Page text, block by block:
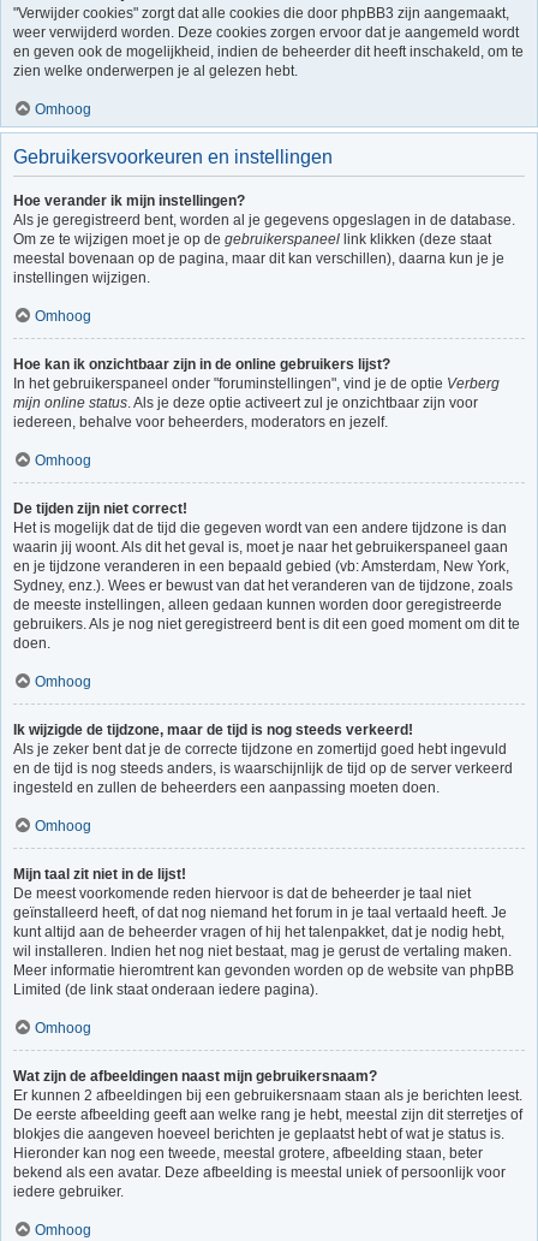
"Verwijder cookies" zorgt dat alle cookies die door phpBB3 zijn aangemaakt,
weer verwijderd worden. Deze cookies zorgen ervoor dat je aangemeld wordt
en geven ook de mogelijkheid, indien de beheerder dit heeft inschakeld, om te
zien welke onderwerpen je al gelezen hebt.
Omhoog
Gebruikersvoorkeuren en instellingen
Hoe verander ik mijn instellingen?
Als je geregistreerd bent, worden al je gegevens opgeslagen in de database.
Om ze te wijzigen moet je op de gebruikerspaneel link klikken (deze staat
meestal bovenaan op de pagina, maar dit kan verschillen), daarna kun je je
instellingen wijzigen.
Omhoog
Hoe kan ik onzichtbaar zijn in de online gebruikers lijst?
In het gebruikerspaneel onder "foruminstellingen", vind je de optie Verberg
mijn online status. Als je deze optie activeert zul je onzichtbaar zijn voor
iedereen, behalve voor beheerders, moderators en jezelf.
Omhoog
De tijden zijn niet correct!
Het is mogelijk dat de tijd die gegeven wordt van een andere tijdzone is dan
waarin jij woont. Als dit het geval is, moet je naar het gebruikerspaneel gaan
en je tijdzone veranderen in een bepaald gebied (vb: Amsterdam, New York,
Sydney, enz.). Wees er bewust van dat het veranderen van de tijdzone, zoals
de meeste instellingen, alleen gedaan kunnen worden door geregistreerde
gebruikers. Als je nog niet geregistreerd bent is dit een goed moment om dit te
doen.
Omhoog
Ik wijzigde de tijdzone, maar de tijd is nog steeds verkeerd!
Als je zeker bent dat je de correcte tijdzone en zomertijd goed hebt ingevuld
en de tijd is nog steeds anders, is waarschijnlijk de tijd op de server verkeerd
ingesteld en zullen de beheerders een aanpassing moeten doen.
Omhoog
Mijn taal zit niet in de lijst!
De meest voorkomende reden hiervoor is dat de beheerder je taal niet
geïnstalleerd heeft, of dat nog niemand het forum in je taal vertaald heeft. Je
kunt altijd aan de beheerder vragen of hij het talenpakket, dat je nodig hebt,
wil installeren. Indien het nog niet bestaat, mag je gerust de vertaling maken.
Meer informatie hieromtrent kan gevonden worden op de website van phpBB
Limited (de link staat onderaan iedere pagina).
Omhoog
Wat zijn de afbeeldingen naast mijn gebruikersnaam?
Er kunnen 2 afbeeldingen bij een gebruikersnaam staan als je berichten leest.
De eerste afbeelding geeft aan welke rang je hebt, meestal zijn dit sterretjes of
blokjes die aangeven hoeveel berichten je geplaatst hebt of wat je status is.
Hieronder kan nog een tweede, meestal grotere, afbeelding staan, beter
bekend als een avatar. Deze afbeelding is meestal uniek of persoonlijk voor
iedere gebruiker.
Omhoog